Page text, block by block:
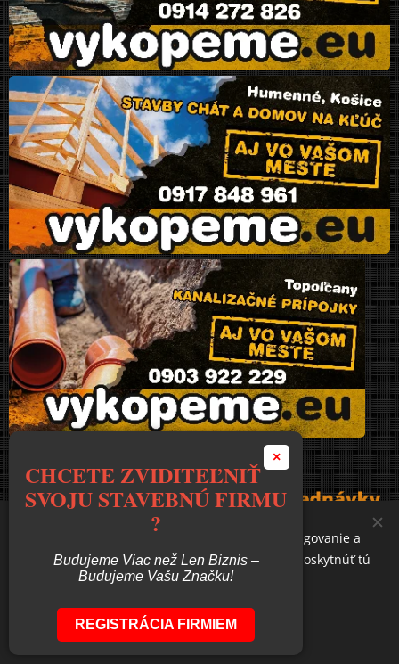
Používame cookies, aby sme zaistili správne fungovanie a
bezpečnosť našich stránok. Tým vám môžeme poskytnúť tú
najlepšiu skúsenosť z ich návštevy.
Prijať nevyhnutné Prijať všetko
×
CHCETE ZVIDITEĽNIŤ
SVOJU STAVEBNÚ FIRMU
?
Budujeme Viac než Len Biznis –
Budujeme Vašu Značku!
REGISTRÁCIA FIRMIEM